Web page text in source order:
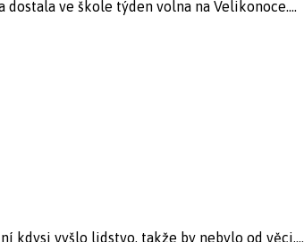
ve škole týden volna na Velikonoce....
kdysi vyšlo lidstvo, takže by nebylo od věci,...